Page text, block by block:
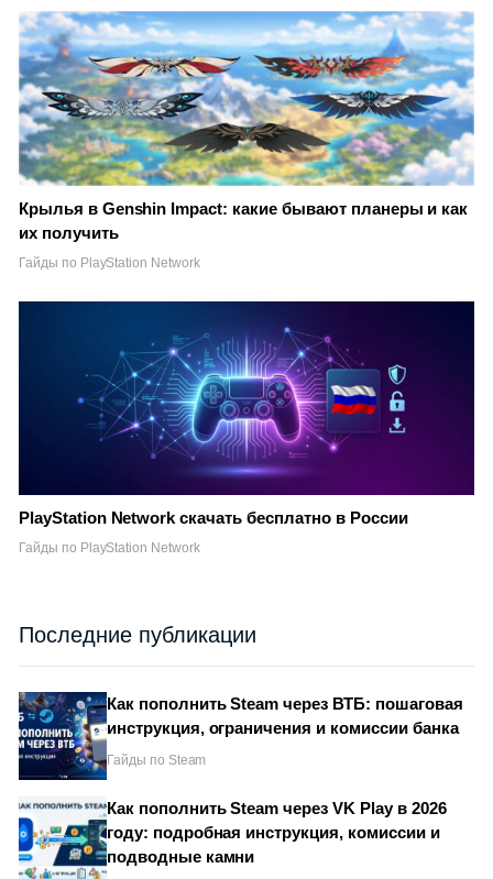
Крылья в Genshin Impact: какие бывают планеры и как
их получить
Гайды по PlayStation Network
PlayStation Network скачать бесплатно в России
Гайды по PlayStation Network
Последние публикации
Как пополнить Steam через ВТБ: пошаговая
инструкция, ограничения и комиссии банка
Гайды по Steam
Как пополнить Steam через VK Play в 2026
году: подробная инструкция, комиссии и
подводные камни